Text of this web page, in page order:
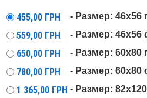
455,00 ГРН - Размер: 46x56
559,00 ГРН - Размер: 46x56
650,00 ГРН - Размер: 60x80
780,00 ГРН - Размер: 60x80
1 365,00 ГРН - Размер: